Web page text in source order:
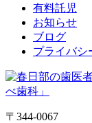
有料託児
お知らせ
ブログ
プライバシ
〒344-0067